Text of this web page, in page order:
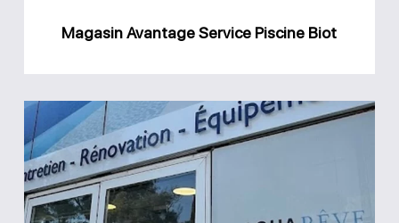
Magasin Avantage Service Piscine Biot
Magasin
Aquareve
Antibes